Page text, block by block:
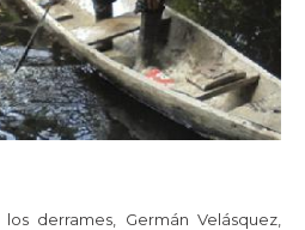
derrames, Germán Velásquez,